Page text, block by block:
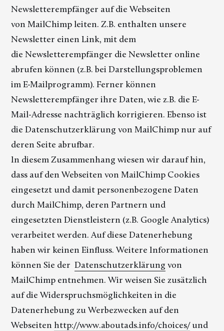
Newsletterempfänger auf die Webseiten
von MailChimp leiten. Z.B. enthalten unsere
Newsletter einen Link, mit dem
die Newsletterempfänger die Newsletter online
abrufen können (z.B. bei Darstellungsproblemen
im E-Mailprogramm). Ferner können
Newsletterempfänger ihre Daten, wie z.B. die E-
Mail-Adresse nachträglich korrigieren. Ebenso ist
die Datenschutzerklärung von MailChimp nur auf
deren Seite abrufbar.
In diesem Zusammenhang wiesen wir darauf hin,
dass auf den Webseiten von MailChimp Cookies
eingesetzt und damit personenbezogene Daten
durch MailChimp, deren Partnern und
eingesetzten Dienstleistern (z.B. Google Analytics)
verarbeitet werden. Auf diese Datenerhebung
haben wir keinen Einfluss. Weitere Informationen
können Sie derDatenschutzerklärung von
MailChimp entnehmen. Wir weisen Sie zusätzlich
auf die Widerspruchsmöglichkeiten in die
Datenerhebung zu Werbezwecken auf den
Webseitenhttp://www.aboutads.info/choices/und